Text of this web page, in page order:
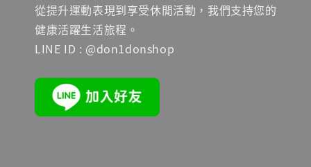
從提升運動表現到享受休閒活動，我們支持您的
健康活躍生活旅程。
LINE ID : @don1donshop